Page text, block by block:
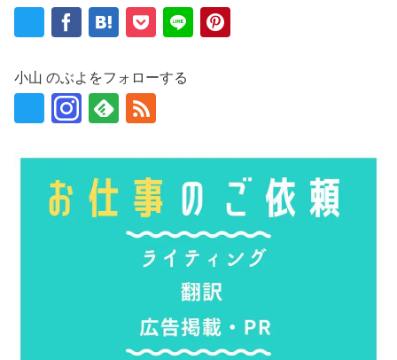
小山 のぶよをフォローする